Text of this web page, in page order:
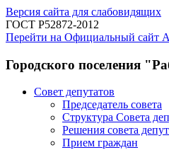
Версия сайта для слабовидящих
ГОСТ Р52872-2012
Перейти на Официальный сайт
Городского поселения
Совет депутатов
Председатель совета
Структура Совета
Решения совета
Прием граждан